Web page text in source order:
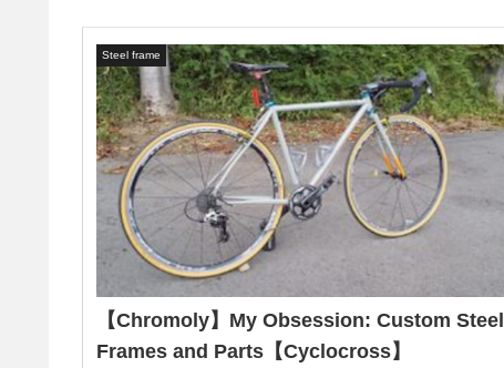
Steel frame
【Chromoly】My Obsession: Custom Steel
Frames and Parts【Cyclocross】